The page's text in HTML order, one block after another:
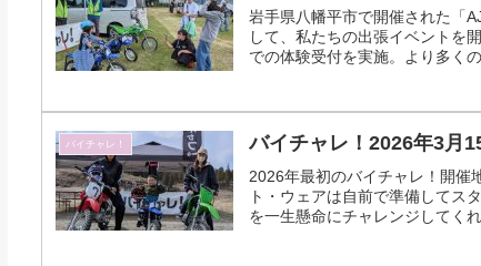
岩手県八幡平市で開催された「
して、私たちの出張イベントを
での体験受付を実施。より多く
バイチャレ！ バイチャレ！2026年3月
2026年最初のバイチャレ！開催
ト・ウェアは自前で準備してス
を一生懸命にチャレンジしてく